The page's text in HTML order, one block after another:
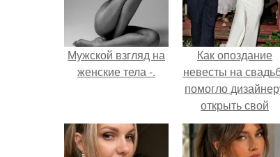
Мужской взгляд на
женские тела -.
Как опоздание
невесты на
помогло
открыть свой
бренд.